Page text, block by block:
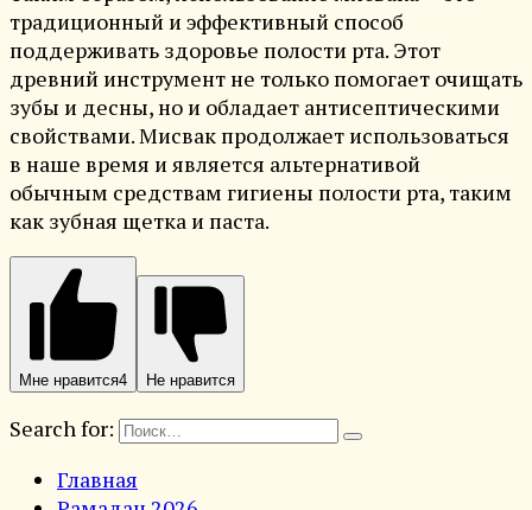
традиционный и эффективный способ
поддерживать здоровье полости рта. Этот
древний инструмент не только помогает очищать
зубы и десны, но и обладает антисептическими
свойствами. Мисвак продолжает использоваться
в наше время и является альтернативой
обычным средствам гигиены полости рта, таким
как зубная щетка и паста.
Мне нравится4 Не нравится
Search for:
Главная